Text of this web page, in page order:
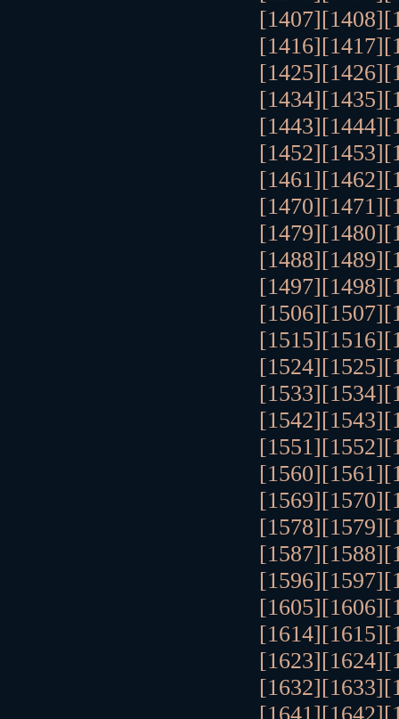
[1407][1408]
[1416][1417]
[1425][1426]
[1434][1435]
[1443][1444]
[1452][1453]
[1461][1462]
[1470][1471]
[1479][1480]
[1488][1489]
[1497][1498]
[1506][1507]
[1515][1516]
[1524][1525]
[1533][1534]
[1542][1543]
[1551][1552]
[1560][1561]
[1569][1570]
[1578][1579]
[1587][1588]
[1596][1597]
[1605][1606]
[1614][1615]
[1623][1624]
[1632][1633]
[1641][1642]